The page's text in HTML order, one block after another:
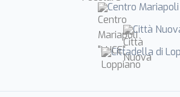
Centro Mariapoli
Città
Cittadella di